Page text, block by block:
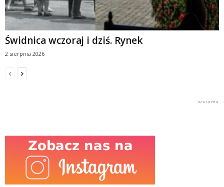
Świdnica wczoraj i dziś. Rynek
2 sierpnia 2026